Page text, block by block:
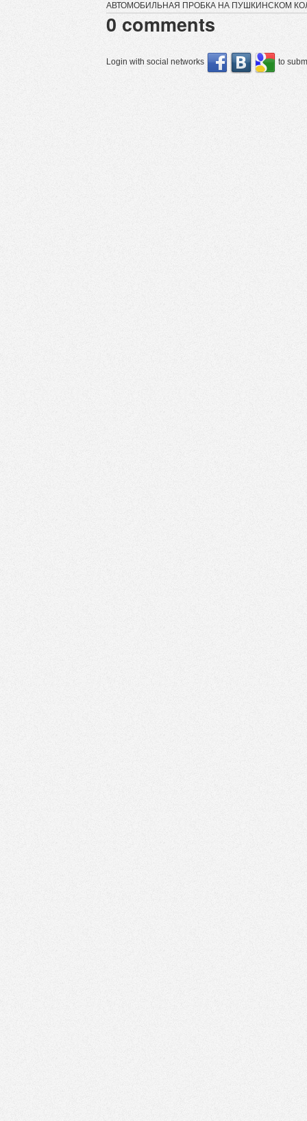
АВТОМОБИЛЬНАЯ ПРОБКА НА ПУШКИНСКОМ
0 comments
Login with social networks to